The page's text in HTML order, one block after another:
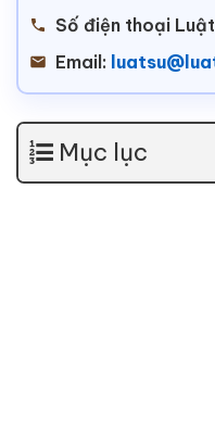
Số điện thoại
Email:
Mục lục